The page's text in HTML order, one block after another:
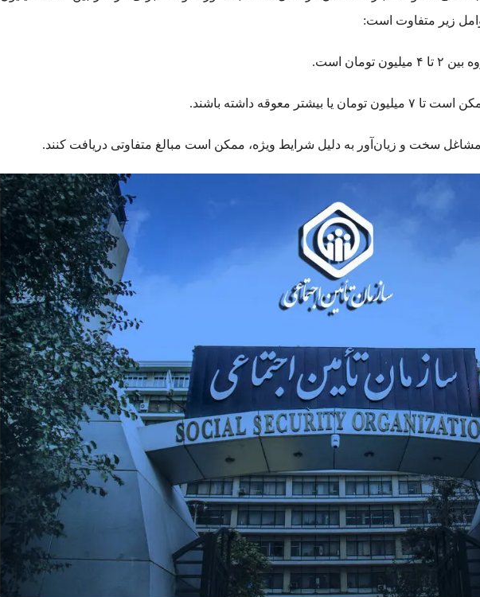
زیر متفاوت است:
تومان است.
یا بیشتر معوقه داشته باشند.
سخت و زیان‌آور به دلیل شرایط ویژه، ممکن است مبالغ متفاوتی دریافت کنند.